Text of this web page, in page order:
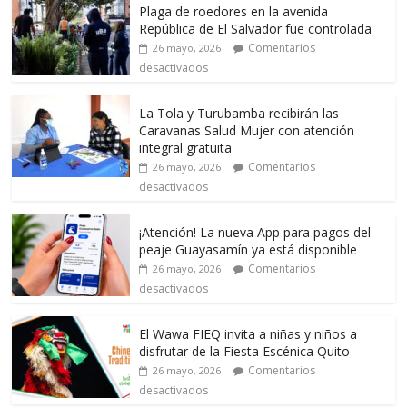
Plaga de roedores en la avenida
República de El Salvador fue controlada
26 mayo, 2026
Comentarios
desactivados
La Tola y Turubamba recibirán las
Caravanas Salud Mujer con atención
integral gratuita
26 mayo, 2026
Comentarios
desactivados
¡Atención! La nueva App para pagos del
peaje Guayasamín ya está disponible
26 mayo, 2026
Comentarios
desactivados
El Wawa FIEQ invita a niñas y niños a
disfrutar de la Fiesta Escénica Quito
26 mayo, 2026
Comentarios
desactivados